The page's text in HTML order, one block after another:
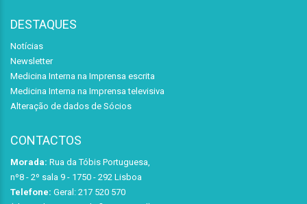
DESTAQUES
Notícias
Newsletter
Medicina Interna na Imprensa escrita
Medicina Interna na Imprensa televisiva
Alteração de dados de Sócios
CONTACTOS
Morada: Rua da Tóbis Portuguesa,
nº8 - 2º sala 9 - 1750 - 292 Lisboa
Telefone: Geral: 217 520 570